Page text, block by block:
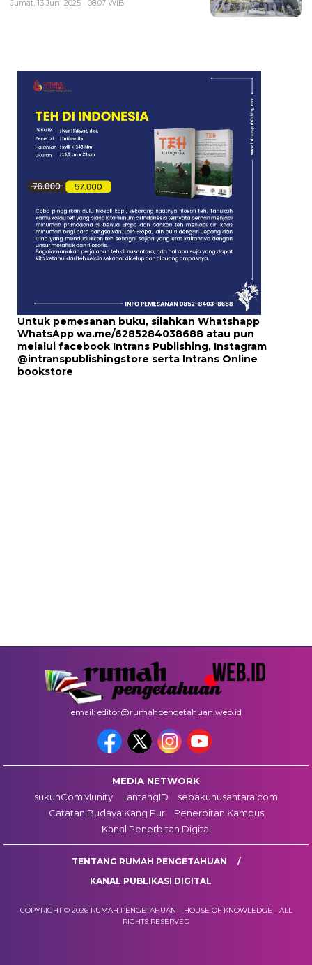
Jumat, 13 Juni 2025 - 08:07 WIB
Untuk pemesanan buku, silahkan Whatshapp
WhatsApp wa.me/6285284038688 atau pun
melalui facebook Intrans Publishing, Instagram
@intranspublishingstore serta Intrans Online
bookstore
email: editor@rumahpengetahuan.web.id
MEDIA NETWORK
sukuhComMunity
LantangID
sepakunusantara.com
Catatan Budaya Kang Pur
Penerbitan Kampus
Kanal Penerbitan Digital
TENTANG RUMAH PENGETAHUAN
KANAL PUBLIKASI DIGITAL
COPYRIGHT © 2026 RUMAH PENGETAHUAN – HOUSE OF KNOWLEDGE - ALL
RIGHTS RESERVED